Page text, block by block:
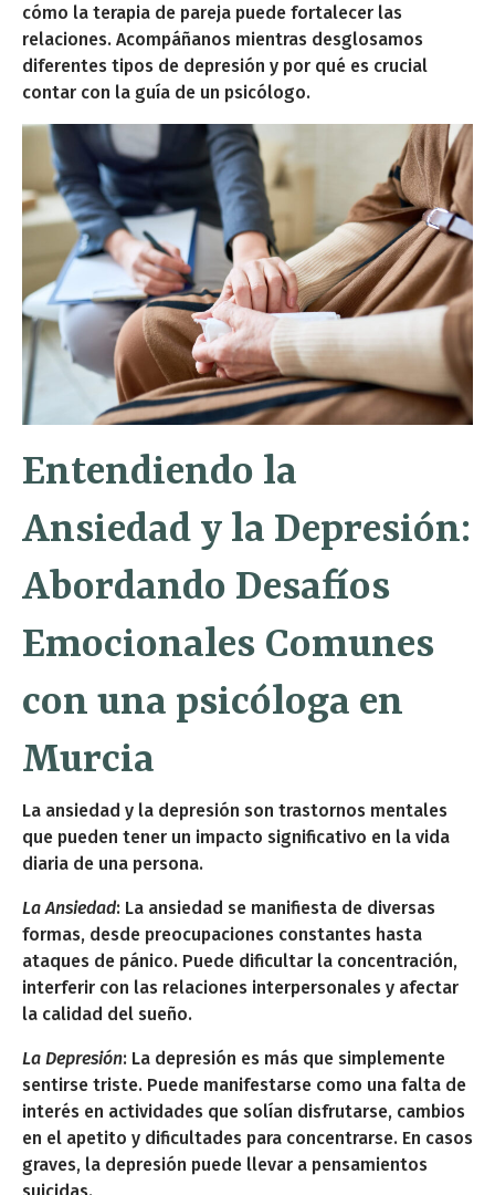
cómo la terapia de pareja puede fortalecer las
relaciones. Acompáñanos mientras desglosamos
diferentes tipos de depresión y por qué es crucial
contar con la guía de un psicólogo.
Entendiendo la
Ansiedad y la Depresión:
Abordando Desafíos
Emocionales Comunes
con una psicóloga en
Murcia
La ansiedad y la depresión son trastornos mentales
que pueden tener un impacto significativo en la vida
diaria de una persona.
La Ansiedad: La ansiedad se manifiesta de diversas
formas, desde preocupaciones constantes hasta
ataques de pánico. Puede dificultar la concentración,
interferir con las relaciones interpersonales y afectar
la calidad del sueño.
La Depresión: La depresión es más que simplemente
sentirse triste. Puede manifestarse como una falta de
interés en actividades que solían disfrutarse, cambios
en el apetito y dificultades para concentrarse. En casos
graves, la depresión puede llevar a pensamientos